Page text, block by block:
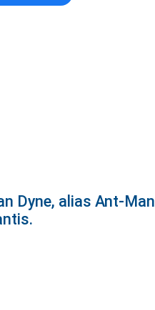
Dyne, alias Ant-Man